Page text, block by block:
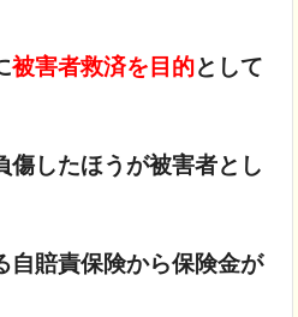
被害者救済を目的として
傷したほうが被害者とし
自賠責保険から保険金が